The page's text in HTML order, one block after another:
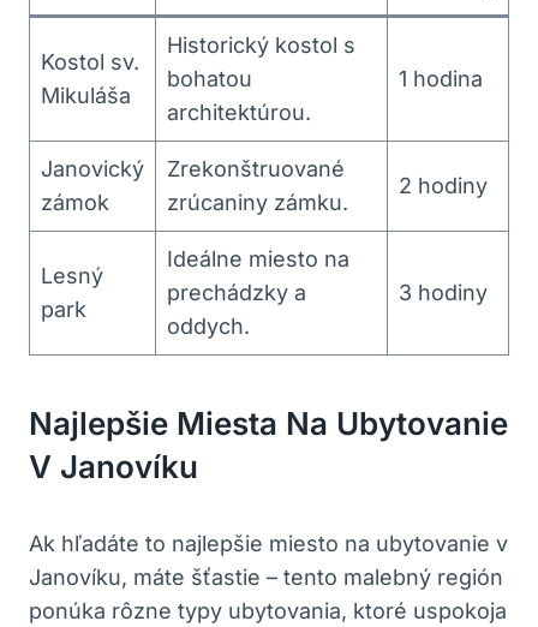
Kostol sv.
Mikuláša
Historický kostol ⁢s
bohatou
architektúrou.
1 hodina
Janovický
‍zámok
Zrekonštruované⁣
zrúcaniny zámku.
2 hodiny
Lesný‌
park
Ideálne ⁢miesto na⁤
prechádzky a
oddych.
3 hodiny
Najlepšie Miesta Na Ubytovanie
⁣v Janovíku
Ak ⁢hľadáte to najlepšie miesto ⁤na⁢ ubytovanie v
Janovíku, máte šťastie –⁣ tento malebný región
ponúka rôzne typy ubytovania, ktoré‍ uspokoja